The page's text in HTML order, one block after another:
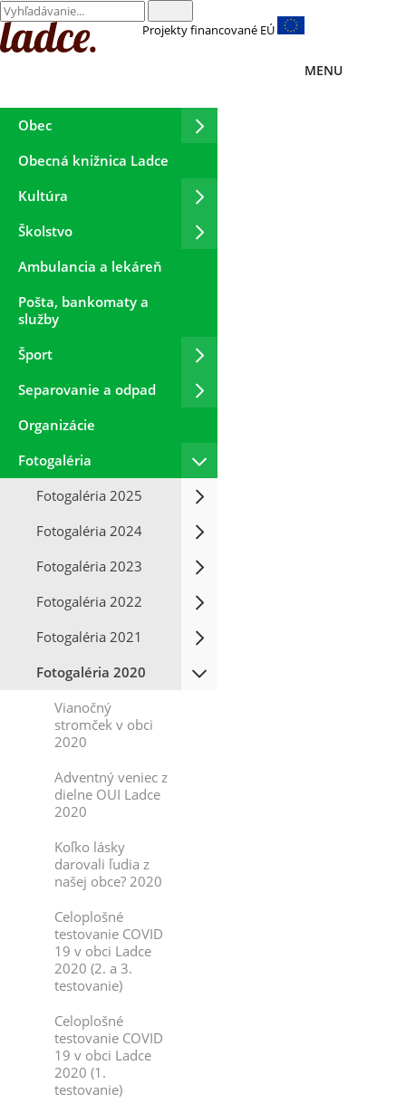
Projekty financované EÚ
MENU
Obec
Obecná knižnica Ladce
Kultúra
Školstvo
Ambulancia a lekáreň
Pošta, bankomaty a
služby
Šport
Separovanie a odpad
Organizácie
Fotogaléria
Fotogaléria 2025
Fotogaléria 2024
Fotogaléria 2023
Fotogaléria 2022
Fotogaléria 2021
Fotogaléria 2020
Vianočný
stromček v obci
2020
Adventný veniec z
dielne OUI Ladce
2020
Koľko lásky
darovali ľudia z
našej obce? 2020
Celoplošné
testovanie COVID
19 v obci Ladce
2020 (2. a 3.
testovanie)
Celoplošné
testovanie COVID
19 v obci Ladce
2020 (1.
testovanie)